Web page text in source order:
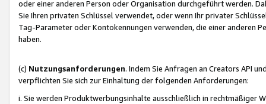
oder einer anderen Person oder Organisation durchgeführt werden.
Sie Ihren privaten Schlüssel verwendet, oder wenn Ihr privater
Tag-Parameter oder Kontokennungen verwenden, die einer anderen
haben.
(c) Nutzungsanforderungen. Indem Sie Anfragen an Creators API
verpflichten Sie sich zur Einhaltung der folgenden Anforderungen:
i. Sie werden Produktwerbungsinhalte ausschließlich in rechtmäßiger